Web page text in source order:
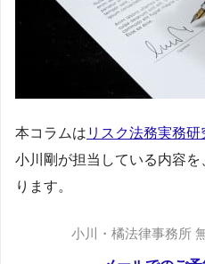
本コラムは リスク法務実務研
小川剛が担当している内容
ります。
小川・橘法律事務所